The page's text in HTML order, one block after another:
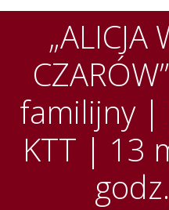
„ALICJA
familijny |
KTT | 13
Warsztaty
Kurs instruktorski
Sprawozdania